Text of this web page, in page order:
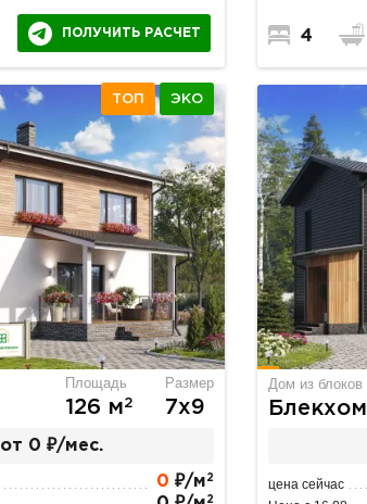
ПОЛУЧИТЬ РАСЧЕТ 4
ТОП ЭКО
Площадь
126 м2
Размер
7х9
от 0 ₽/мес.
0 ₽/м 2
2
Дом из блоков
Блекхом
цена сейчас